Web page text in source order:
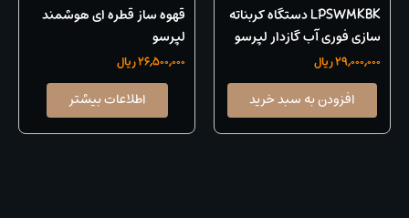
LPSWMKBK دستگاه کربناته
سازی فوری آب گازدار لپرسو
29,000,000ریال
افزودن به سبد خرید
قهوه ساز قطره ای هوشمند
لپرسو
26,500,000ریال
اطلاعات بیشتر